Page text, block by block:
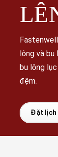
lông và
bu lông
đệm.
Đặt lịch